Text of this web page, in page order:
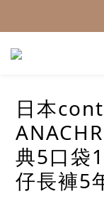
日本
典5口袋
仔長褲5